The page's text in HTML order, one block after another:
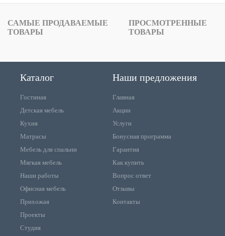
САМЫЕ ПРОДАВАЕМЫЕ
ТОВАРЫ
ПРОСМОТРЕННЫЕ
ТОВАРЫ
Каталог
Гостиная
Детская мебель
Кухня
Матрасы
Мебель для спальни
Мягкая мебель
Наши работы
Офисная мебель
Прихожая
Проекты
Студия
Наши предложения
Главная
Акции
Услуги
Бонусная программа
Гарантия
Как купить
Вопрос ответ
Отзывы
Контакты